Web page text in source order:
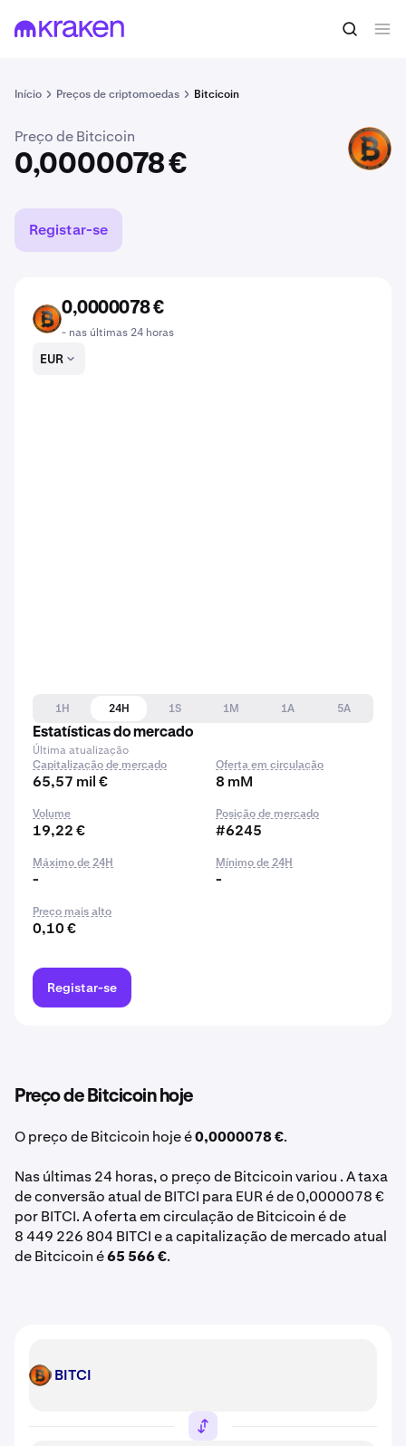
Início Preços de criptomoedas Bitcicoin
0,0000078 € Comprar BITCI
Preço de Bitcicoin
0,0000078 €
BITCI
Registar-se
BITCI
0,0000078 €
- nas últimas 24 horas
EUR
1H 24H 1S 1M 1A
5A
Estatísticas do mercado
Última atualização
Capitalização de mercado
65,57 mil €
Oferta em circulação
8 mM
Volume
19,22 €
Posição de mercado
#6245
Máximo de 24H
-
Mínimo de 24H
-
Preço mais alto
0,10 €
Registar-se
Preço de Bitcicoin hoje
O preço de Bitcicoin hoje é0,0000078 €.
Nas últimas 24 horas, o preço de Bitcicoin variou . A taxa
de conversão atual de BITCI para EUR é de 0,0000078 €
por BITCI. A oferta em circulação de Bitcicoin é de
8 449 226 804 BITCI e a capitalização de mercado atual
de Bitcicoin é65 566 €.
BITCI BITCI